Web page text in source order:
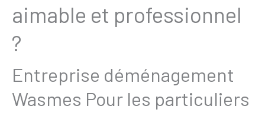
aimable et professionnel
?
Entreprise déménagement
Wasmes Pour les particuliers